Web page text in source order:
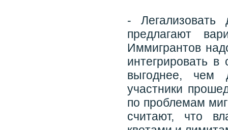
- Легализовать
предлагают
Иммигрантов
интегрировать в
выгоднее, чем
участники
по проблемам
считают, что